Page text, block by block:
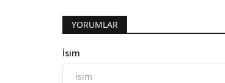
YORUMLAR
İsim